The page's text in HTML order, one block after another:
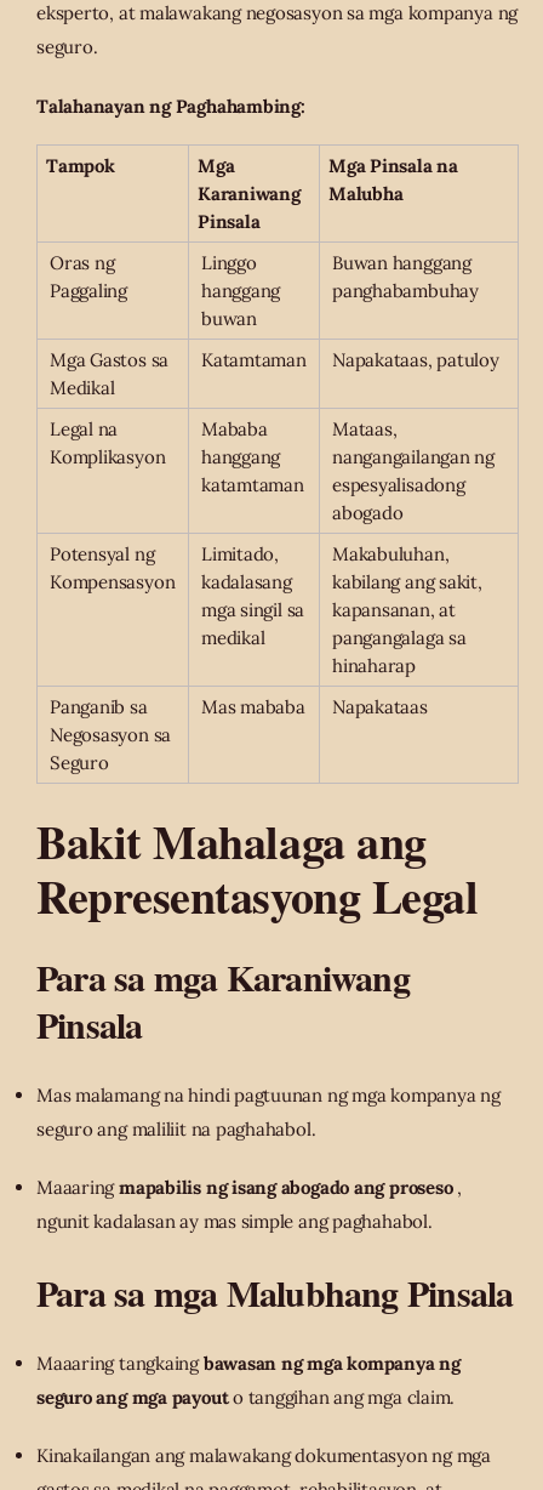
eksperto, at malawakang negosasyon sa mga kompanya ng
seguro.
Talahanayan ng Paghahambing:
Tampok
Mga
Karaniwang
Pinsala
Mga Pinsala na
Malubha
Oras ng
Paggaling
Linggo
hanggang
buwan
Buwan hanggang
panghabambuhay
Mga Gastos sa
Medikal
Katamtaman Napakataas, patuloy
Legal na
Komplikasyon
Mababa
hanggang
katamtaman
Mataas,
nangangailangan ng
espesyalisadong
abogado
Potensyal ng
Kompensasyon
Limitado,
kadalasang
mga singil sa
medikal
Makabuluhan,
kabilang ang sakit,
kapansanan, at
pangangalaga sa
hinaharap
Panganib sa
Negosasyon sa
Seguro
Mas mababa Napakataas
Bakit Mahalaga ang
Representasyong Legal
Para sa mga Karaniwang
Pinsala
Mas malamang na hindi pagtuunan ng mga kompanya ng
seguro ang maliliit na paghahabol.
Maaaringmapabilis ng isang abogado ang proseso,
ngunit kadalasan ay mas simple ang paghahabol.
Para sa mga Malubhang Pinsala
Maaaring tangkaingbawasan ng mga kompanya ng
seguro ang mga payouto tanggihan ang mga claim.
Kinakailangan ang malawakang dokumentasyon ng mga